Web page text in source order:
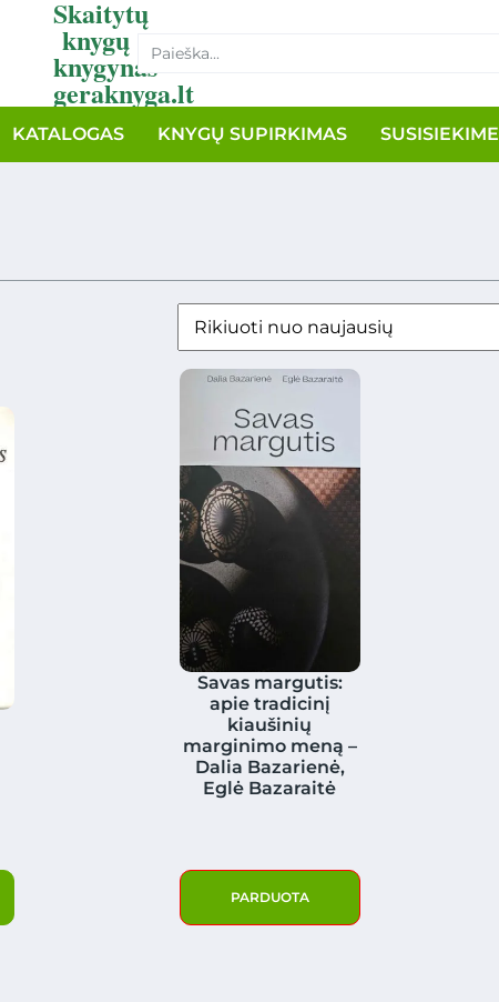
Skaitytų
knygų
knygynas
geraknyga.lt
KATALOGAS KNYGŲ SUPIRKIMAS SUSISIEKIME
Savas margutis:
apie tradicinį
kiaušinių
marginimo meną –
Dalia Bazarienė,
Eglė Bazaraitė
PARDUOTA